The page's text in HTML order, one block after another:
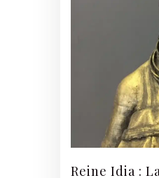
Reine Idia :